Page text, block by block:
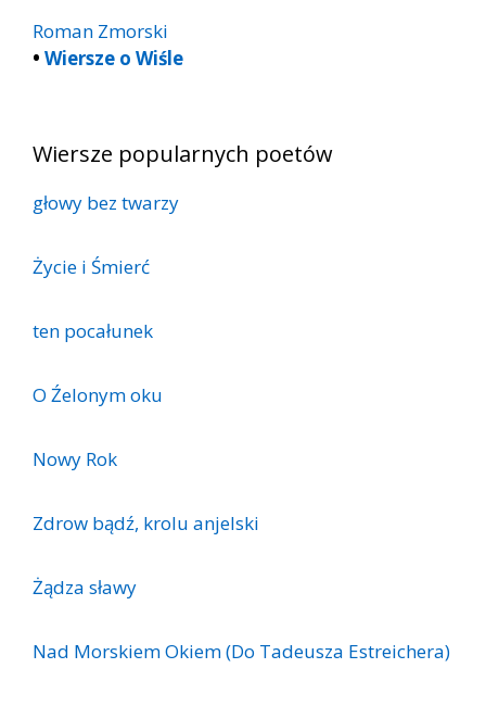
Roman Zmorski
• Wiersze o Wiśle
Wiersze popularnych poetów
głowy bez twarzy
Życie i Śmierć
ten po­ca­łu­nek
O Źelonym oku
Nowy Rok
Zdrow bądź, krolu anjelski
Żądza sławy
Nad Morskiem Okiem (Do Tadeusza Estreichera)